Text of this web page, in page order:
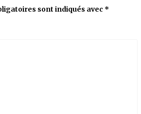
sont indiqués avec *